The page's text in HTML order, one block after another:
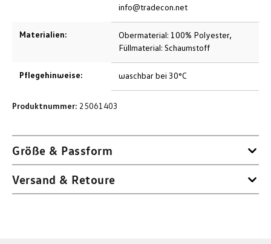
info@tradecon.net
Materialien:
Obermaterial: 100% Polyester,
Füllmaterial: Schaumstoff
Pflegehinweise: waschbar bei 30°C
Produktnummer: 25061403
Größe & Passform
Versand & Retoure